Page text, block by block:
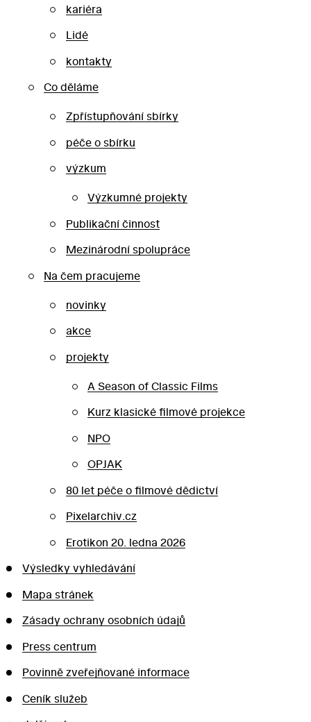
kariéra
Lidé
kontakty
Co děláme
Zpřístupňování sbírky
péče o sbírku
výzkum
Výzkumné projekty
Publikační činnost
Mezinárodní spolupráce
Na čem pracujeme
novinky
akce
projekty
A Season of Classic Films
Kurz klasické filmové projekce
NPO
OPJAK
80 let péče o filmové dědictví
Pixelarchiv.cz
Erotikon 20. ledna 2026
Výsledky vyhledávání
Mapa stránek
Zásady ochrany osobních údajů
Press centrum
Povinně zveřejňované informace
Ceník služeb